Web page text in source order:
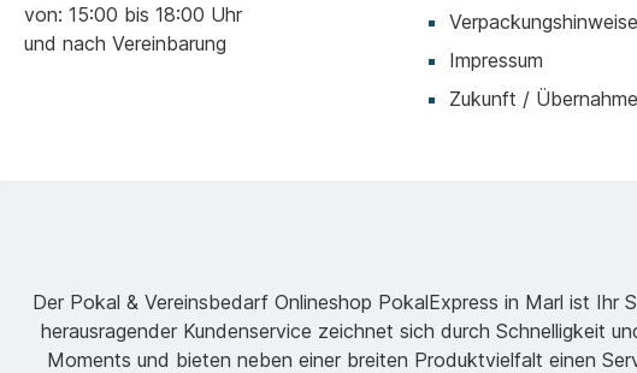
von: 15:00 bis 18:00 Uhr
und nach Vereinbarung
Verpackungshinweise
Impressum
Zukunft / Übernahme
Der Pokal & Vereinsbedarf Onlineshop PokalExpress in Marl ist Ihr
herausragender Kundenservice zeichnet sich durch Schnelligkeit
Moments und bieten neben einer breiten Produktvielfalt einen